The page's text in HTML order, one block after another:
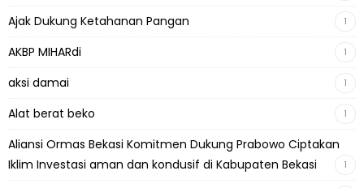
Ajak Dukung Ketahanan Pangan 1
AKBP MIHARdi 1
aksi damai 1
Alat berat beko 1
Aliansi Ormas Bekasi Komitmen Dukung Prabowo Ciptakan
Iklim Investasi aman dan kondusif di Kabupaten Bekasi
1